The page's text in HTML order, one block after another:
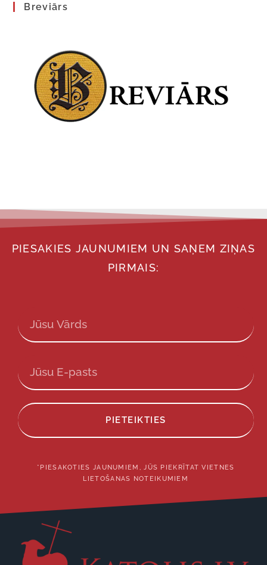
Breviārs
PIESAKIES JAUNUMIEM UN SAŅEM ZIŅAS
PIRMAIS:
PIETEIKTIES
*PIESAKOTIES JAUNUMIEM, JŪS PIEKRĪTAT VIETNES
LIETOŠANAS NOTEIKUMIEM